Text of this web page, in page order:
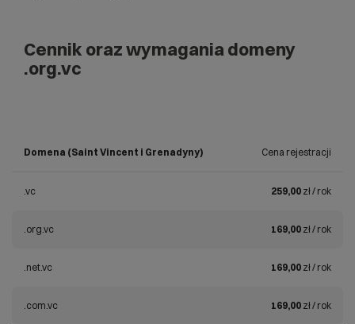
Cennik oraz wymagania domeny
.org.vc
Domena (Saint Vincent i Grenadyny) Cena rejestracji
.vc 259,00 zł / rok
.org.vc 169,00 zł / rok
.net.vc 169,00 zł / rok
.com.vc 169,00 zł / rok